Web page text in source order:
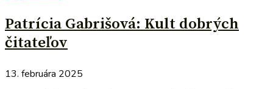
Patrícia Gabrišová: Kult dobrých
čitateľov
13. februára 2025